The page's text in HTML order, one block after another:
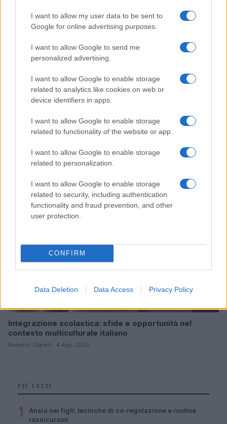
I want to allow my user data to be sent to
Google for online advertising purposes.
I want to allow Google to send me
personalized advertising.
I want to allow Google to enable storage
related to analytics like cookies on web or
device identifiers in apps.
I want to allow Google to enable storage
related to functionality of the website or app.
I want to allow Google to enable storage
related to personalization.
I want to allow Google to enable storage
related to security, including authentication
functionality and fraud prevention, and other
user protection.
CONFIRM
Data Deletion Data Access Privacy Policy
Nuova legge provinciale pone il benessere scolastico
Roberto Capelli · 5 Ago 2026
EDUCAZIONE E CRESCITA
Integrazione scolastica: sfide e opportunità nel
contesto multiculturale italiano
Roberto Capelli · 4 Ago 2026
PIÙ LETTI
1
Ansia nei figli: tecniche di co-regolazione e routine
rassicuranti